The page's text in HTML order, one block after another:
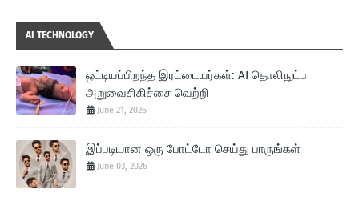
AI TECHNOLOGY
ஒட்டியப்பிறந்த இரட்டையர்கள்: AI தொலிநுட்ப
அறுவைசிகிச்சை வெற்றி
June 21, 2026
இப்படியான ஒரு போட்டோ செய்து பாருங்கள்
June 03, 2026